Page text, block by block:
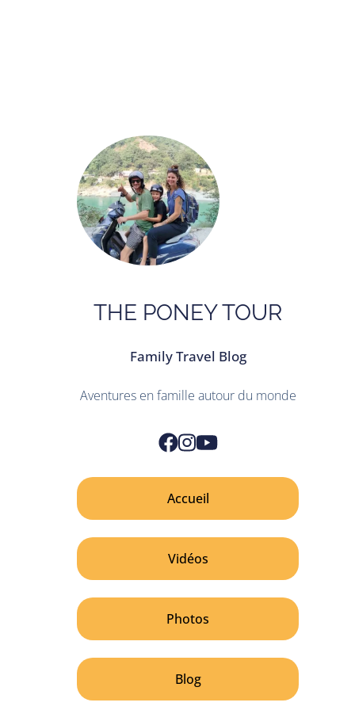
THE PONEY TOUR
Family Travel Blog
Aventures en famille autour du monde
Accueil
Vidéos
Photos
Blog